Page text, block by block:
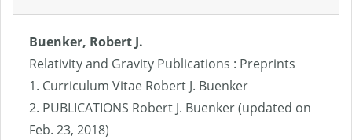
Buenker, Robert J.
Relativity and Gravity Publications : Preprints
1. Curriculum Vitae Robert J. Buenker
2. PUBLICATIONS Robert J. Buenker (updated on
Feb. 23, 2018)